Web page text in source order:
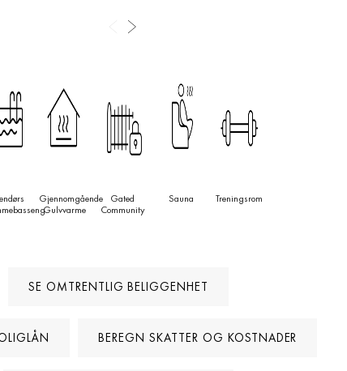
Gjennomgående
Gulvvarme
Gated
Community
Sauna Treningsrom
SE OMTRENTLIG BELIGGENHET
BEREGN SKATTER OG KOSTNADER